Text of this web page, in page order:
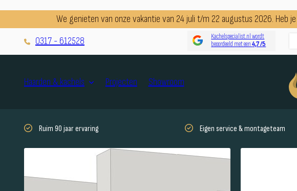
We genieten van onze vakantie van 24 juli t/m 22 augustus 2026. Heb
0317 - 612528
Kachelspecialist.nl wordt
beoordeeld met een4,7 /5
Haarden & kachels Projecten Showroom
Ruim 90 jaar ervaring Eigen service & montageteam